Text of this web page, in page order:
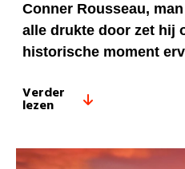
Conner Rousseau,
alle drukte door zet hij
historische moment
Verder
lezen